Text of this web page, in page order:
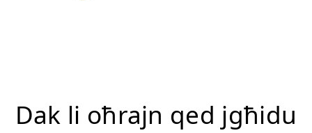
Dak li oħrajn qed jgħidu